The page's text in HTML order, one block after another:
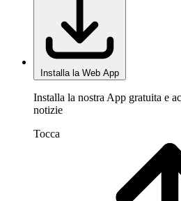
Installa la Web App
Installa la nostra App gratuita e
notizie
Tocca